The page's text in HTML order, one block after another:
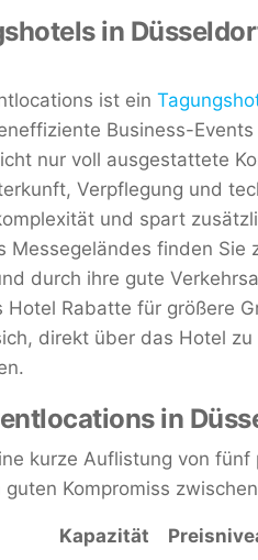
in
ist ein
Business-
nur voll ausgestattete
Verpflegung und
und spart
Messegeländes finden Sie
durch ihre gute
Rabatte für größere
direkt über das Hotel
in
kurze Auflistung von
Kompromiss
Kapazität